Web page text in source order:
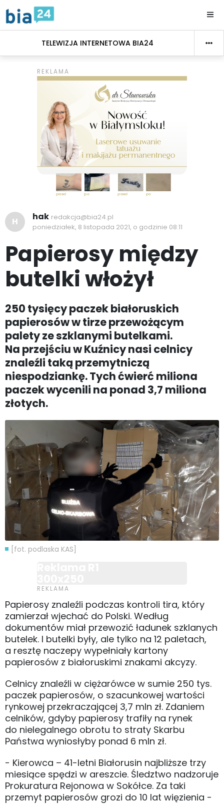
TELEWIZJA INTERNETOWA BIA24
H hak redakcja@bia24.pl
poniedziałek, 8 listopada 2021, o godzinie 08:11
Papierosy między
butelki włożył
250 tysięcy paczek białoruskich
papierosów w tirze przewożącym
palety ze szklanymi butelkami.
Na przejściu w Kuźnicy nasi celnicy
znaleźli taką przemytniczą
niespodziankę. Tych ćwierć miliona
paczek wycenili na ponad 3,7 miliona
złotych.
[fot. podlaska KAS]
Papierosy znaleźli podczas kontroli tira, który
zamierzał wjechać do Polski. Według
dokumentów miał przewozić ładunek szklanych
butelek. I butelki były, ale tylko na 12 paletach,
a resztę naczepy wypełniały kartony
papierosów z białoruskimi znakami akcyzy.
Celnicy znaleźli w ciężarówce w sumie 250 tys.
paczek papierosów, o szacunkowej wartości
rynkowej przekraczającej 3,7 mln zł. Zdaniem
celników, gdyby papierosy trafiły na rynek
do nielegalnego obrotu to straty Skarbu
Państwa wyniosłyby ponad 6 mln zł.
- Kierowca – 41-letni Białorusin najbliższe trzy
miesiące spędzi w areszcie. Śledztwo nadzoruje
Prokuratura Rejonowa w Sokółce. Za taki
przemyt papierosów grozi do 10 lat więzienia -